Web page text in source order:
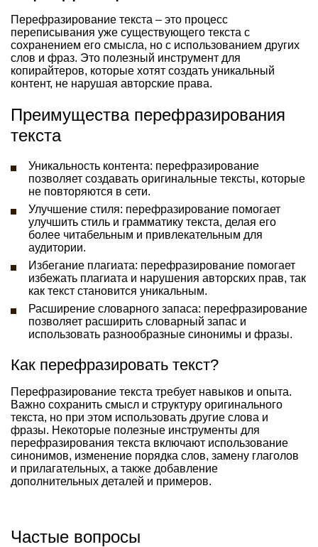
Перефразирование текста – это процесс
переписывания уже существующего текста с
сохранением его смысла, но с использованием других
слов и фраз. Это полезный инструмент для
копирайтеров, которые хотят создать уникальный
контент, не нарушая авторские права.
Преимущества перефразирования
текста
Уникальность контента: перефразирование
позволяет создавать оригинальные тексты, которые
не повторяются в сети.
Улучшение стиля: перефразирование помогает
улучшить стиль и грамматику текста, делая его
более читабельным и привлекательным для
аудитории.
Избегание плагиата: перефразирование помогает
избежать плагиата и нарушения авторских прав, так
как текст становится уникальным.
Расширение словарного запаса: перефразирование
позволяет расширить словарный запас и
использовать разнообразные синонимы и фразы.
Как перефразировать текст?
Перефразирование текста требует навыков и опыта.
Важно сохранить смысл и структуру оригинального
текста, но при этом использовать другие слова и
фразы. Некоторые полезные инструменты для
перефразирования текста включают использование
синонимов, изменение порядка слов, замену глаголов
и прилагательных, а также добавление
дополнительных деталей и примеров.
Частые вопросы